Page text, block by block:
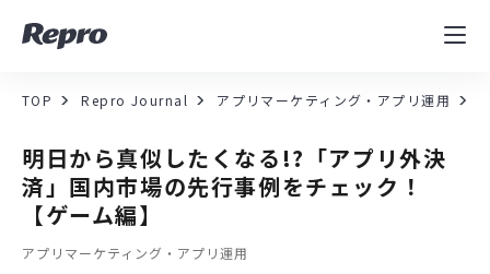
MAツール
コンサルティング
導入事例
セミナー／イベント
TOP Repro Journal アプリマーケティング・アプリ運用
明日から真似したくなる!?「アプリ外決
済」国内市場の先行事例をチェック！
【ゲーム編】
アプリマーケティング・アプリ運用